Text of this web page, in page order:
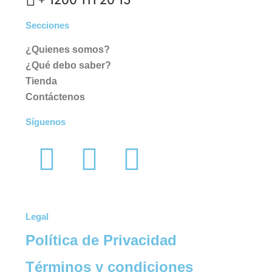
Secciones
¿Quienes somos?
¿Qué debo saber?
Tienda
Contáctenos
Síguenos
Legal
Política de Privacidad
Términos y condiciones